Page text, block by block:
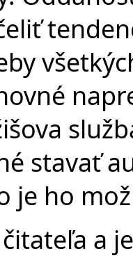
stavať
je ho
a